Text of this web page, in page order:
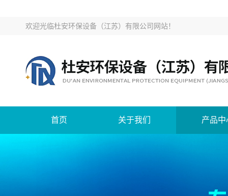
欢迎光临杜安环保设备（江苏）有限公司网站！
首页 关于我们 产品中